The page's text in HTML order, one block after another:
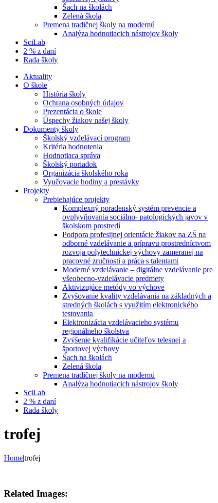
Šach na školách
Zelená škola
Premena tradičnej školy na modernú
Analýza hodnotiacich nástrojov školy
SciLab
2 % z daní
Rada školy
Aktuality
O škole
História školy
Ochrana osobných údajov
Prezentácia o škole
Úspechy žiakov našej školy
Dokumenty školy
Školský vzdelávací program
Kritéria hodnotenia
Hodnotiaca správa
Školský poriadok
Organizácia školského roka
Vyučovacie hodiny a prestávky
Projekty
Prebiehajúce projekty
Komplexný poradenský systém prevencie a
ovplyvňovania sociálno- patologických javov v
školskom prostredí
Podpora profesijnej orientácie žiakov na ZŠ na
odborné vzdelávanie a prípravu prostredníctvom
rozvoja polytechnickej výchovy zameranej na
pracovné zručnosti a práca s talentami
Moderné vzdelávanie – digitálne vzdelávanie pre
všeobecno-vzdelávacie predmety
Aktivizujúce metódy vo výchove
Zvyšovanie kvality vzdelávania na základných a
stredných školách s využitím elektronického
testovania
Elektronizácia vzdelávacieho systému
regionálneho školstva
Zvýšenie kvalifikácie učiteľov telesnej a
športovej výchovy
Šach na školách
Zelená škola
Premena tradičnej školy na modernú
Analýza hodnotiacich nástrojov školy
SciLab
2 % z daní
Rada školy
trofej
Home|trofej
Related Images: